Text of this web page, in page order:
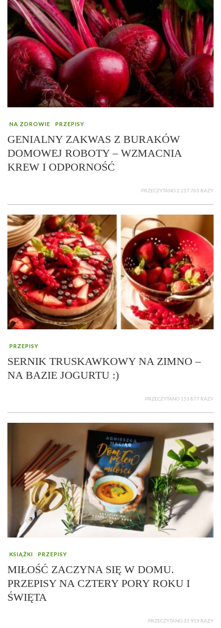
NA ZDROWIE PRZEPISY
GENIALNY ZAKWAS Z BURAKÓW
DOMOWEJ ROBOTY – WZMACNIA
KREW I ODPORNOŚĆ
PRZECZYTANO 2 237 763 RAZY
PRZEPISY
SERNIK TRUSKAWKOWY NA ZIMNO –
NA BAZIE JOGURTU :)
PRZECZYTANO 153 877 RAZY
KSIĄŻKI PRZEPISY
MIŁOŚĆ ZACZYNA SIĘ W DOMU.
PRZEPISY NA CZTERY PORY ROKU I
ŚWIĘTA
PRZECZYTANO 33 919 RAZY